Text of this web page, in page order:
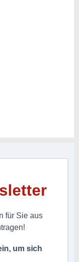
für Sie aus
um sich